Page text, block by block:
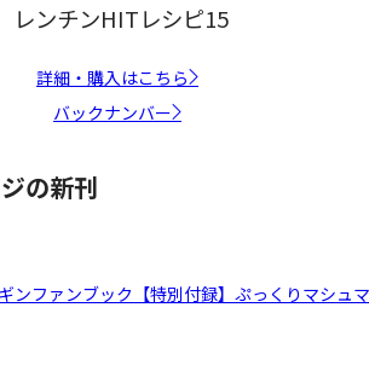
レンチンHITレシピ15
詳細・購入はこちら
バックナンバー
の新刊
ンファンブック【特別付録】ぷっくりマシュマ